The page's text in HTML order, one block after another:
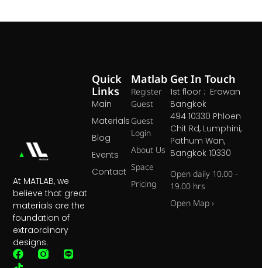
At MATLAB, we
believe that great
materials are the
foundation of
extraordinary
designs.
Matlab
Register
Guest
Guest
Login
About Us
Space
Pricing
Quick
Links
Main
Materials
Blog
Events
Contact
Get In Touch
1st floor : Erawan
Bangkok
494 10330 Phloen
Chit Rd, Lumphini,
Pathum Wan,
Bangkok 10330
Open daily 10.00 -
19.00 hrs
Open Map ›